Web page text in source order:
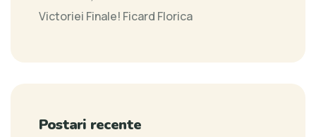
Victoriei Finale! Ficard Florica
Postari recente